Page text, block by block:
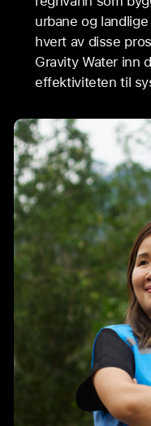
urbane og
hvert av disse
Gravity Water inn
effektiviteten til